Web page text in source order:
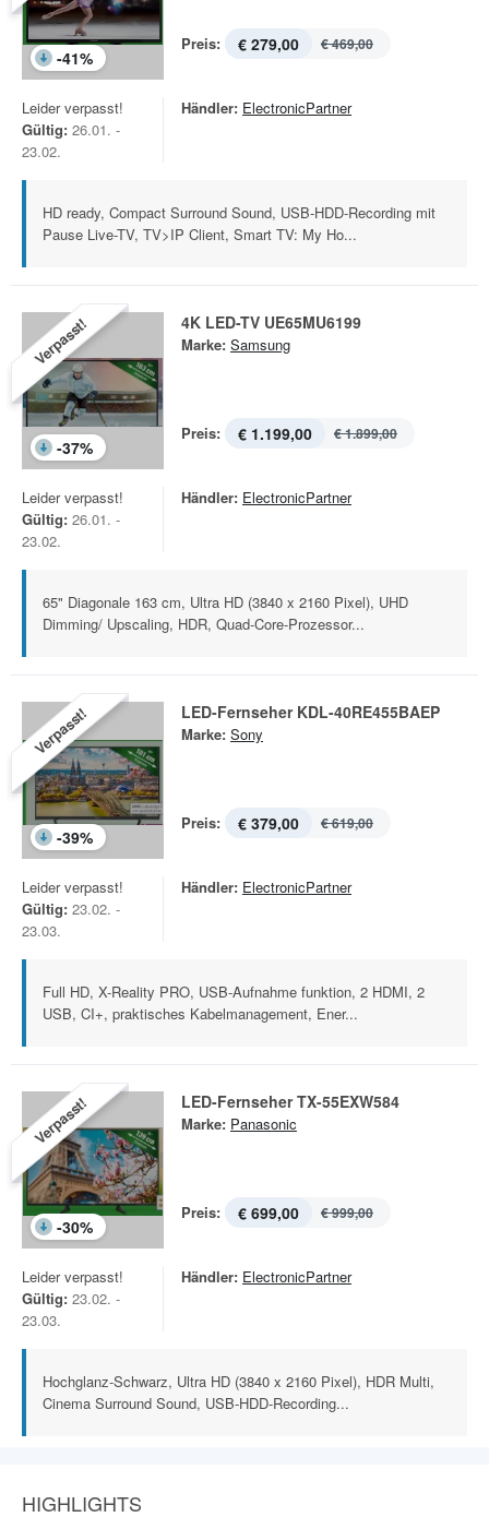
-41%
Preis: € 279,00 € 469,00
Leider verpasst!
Gültig: 26.01. -
23.02.
Händler: ElectronicPartner
HD ready, Compact Surround Sound, USB-HDD-Recording mit
Pause Live-TV, TV>IP Client, Smart TV: My Ho...
Verpasst!
-37%
4K LED-TV UE65MU6199
Marke: Samsung
Preis: € 1.199,00 € 1.899,00
Leider verpasst!
Gültig: 26.01. -
23.02.
Händler: ElectronicPartner
65" Diagonale 163 cm, Ultra HD (3840 x 2160 Pixel), UHD
Dimming/ Upscaling, HDR, Quad-Core-Prozessor...
Verpasst!
-39%
LED-Fernseher KDL-40RE455BAEP
Marke: Sony
Preis: € 379,00 € 619,00
Leider verpasst!
Gültig: 23.02. -
23.03.
Händler: ElectronicPartner
Full HD, X-Reality PRO, USB-Aufnahme funktion, 2 HDMI, 2
USB, CI+, praktisches Kabelmanagement, Ener...
Verpasst!
-30%
LED-Fernseher TX-55EXW584
Marke: Panasonic
Preis: € 699,00 € 999,00
Leider verpasst!
Gültig: 23.02. -
23.03.
Händler: ElectronicPartner
Hochglanz-Schwarz, Ultra HD (3840 x 2160 Pixel), HDR Multi,
Cinema Surround Sound, USB-HDD-Recording...
HIGHLIGHTS